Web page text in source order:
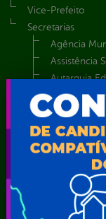
Vice-Prefeito
Secretarias
Agência
Assistência
Autarquia
Comando
Diretoria da
Gabinete da
Gabinete
Instituto de
Município de
Obras e